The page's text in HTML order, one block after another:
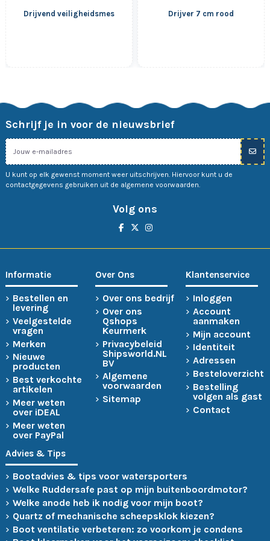
Drijvend veiligheidsmes Drijver 7 cm rood
Schrijf je in voor de nieuwsbrief
U kunt op elk gewenst moment weer uitschrijven. Hiervoor kunt u de
contactgegevens gebruiken uit de algemene voorwaarden.
Volg ons
Informatie
Bestellen en
levering
Veelgestelde
vragen
Merken
Nieuwe
producten
Best verkochte
artikelen
Meer weten
over iDEAL
Meer weten
over PayPal
Over Ons
Over ons bedrijf
Over ons
Qshops
Keurmerk
Privacybeleid
Shipsworld.NL
BV
Algemene
voorwaarden
Sitemap
Klantenservice
Inloggen
Account
aanmaken
Mijn account
Identiteit
Adressen
Besteloverzicht
Bestelling
volgen als gast
Contact
Advies & Tips
Bootadvies & tips voor watersporters
Welke Ruddersafe past op mijn buitenboordmotor?
Welke anode heb ik nodig voor mijn boot?
Quartz of mechanische scheepsklok kiezen?
Boot ventilatie verbeteren: zo voorkom je condens